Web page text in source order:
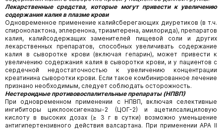
Лекарственные средства, которые могут привести к увеличению
содержания калия в плазме крови
Одновременное применение калийсберегающих диуретиков (в т.ч.
спиронолактона, эплеренона, триамтерена, амилорида), препаратов
калия, калийсодержащих заменителей пищевой соли и других
лекарственных препаратов, способных увеличивать содержание
калия в сыворотке крови (включая гепарин), может привести к
увеличению содержания калия в сыворотки крови, и у пациентов с
сердечной недостаточностью к увеличению концентрации
креатинина сыворотки крови. Если такое комбинированное лечение
признано необходимым, следует соблюдать осторожность.
Нестероидные противовоспалительные препараты (НПВП)
При одновременном применении с НПВП, включая селективные
ингибиторы циклооксигеназы-2 (ЦОГ-2) и ацетилсалициловую
кислоту в высоких дозах (≥ 3 г в сутки) возможно уменьшение
антигипертензивного действия валсартана. При применении АРА II